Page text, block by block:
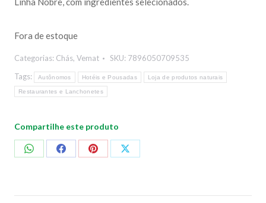
Fora de estoque
Categorias: Chás, Vemat SKU: 7896050709535
Tags:
Autônomos Hotéis e Pousadas Loja de produtos naturais
Restaurantes e Lanchonetes
Compartilhe este produto
CompartilharCompartilharCompartilharCompartilhar